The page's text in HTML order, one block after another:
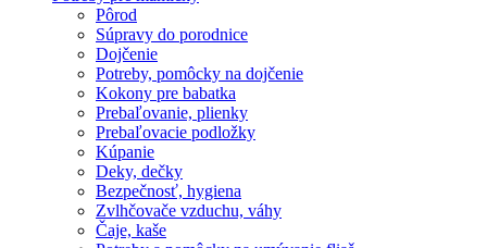
Pôrod
Súpravy do porodnice
Dojčenie
Potreby, pomôcky na dojčenie
Kokony pre babatka
Prebaľovanie, plienky
Prebaľovacie podložky
Kúpanie
Deky, dečky
Bezpečnosť, hygiena
Zvlhčovače vzduchu, váhy
Čaje, kaše